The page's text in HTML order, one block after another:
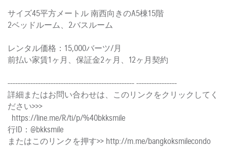
サイズ45平方メートル 南西向きのA5棟15階
2ベッドルーム、2バスルーム
レンタル価格：15,000バーツ/月
前払い家賃1ヶ月、保証金2ヶ月、12ヶ月契約
-------------------------------------------------- ----------------
詳細またはお問い合わせは、このリンクをクリックしてく
ださい>>>
https://line.me/R/ti/p/%40bkksmile
行ID：@bkksmile
またはこのリンクを押す>> http://m.me/bangkoksmilecondo